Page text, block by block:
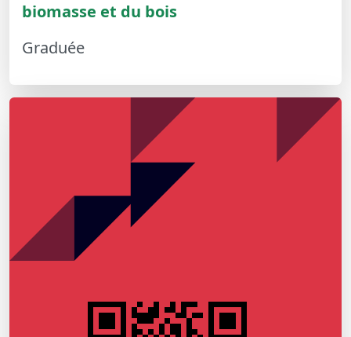
biomasse et du bois
Graduée